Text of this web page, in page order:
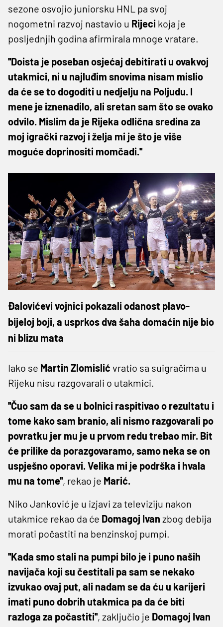
sezone osvojio juniorsku HNL pa svoj
nogometni razvoj nastavio u Rijeci koja je
posljednjih godina afirmirala mnoge vratare.
''Doista je poseban osjećaj debitirati u ovakvoj
utakmici, ni u najluđim snovima nisam mislio
da će se to dogoditi u nedjelju na Poljudu. I
mene je iznenadilo, ali sretan sam što se ovako
odvilo. Mislim da je Rijeka odlična sredina za
moj igrački razvoj i želja mi je što je više
moguće doprinositi momčadi.''
Đalovićevi vojnici pokazali odanost plavo-
bijeloj boji, a usprkos dva šaha domaćin nije bio
ni blizu mata
Iako se Martin Zlomislić vratio sa suigračima u
Rijeku nisu razgovarali o utakmici.
''Čuo sam da se u bolnici raspitivao o rezultatu i
tome kako sam branio, ali nismo razgovarali po
povratku jer mu je u prvom redu trebao mir. Bit
će prilike da porazgovaramo, samo neka se on
uspješno oporavi. Velika mi je podrška i hvala
mu na tome'', rekao je Marić.
Niko Janković je u izjavi za televiziju nakon
utakmice rekao da će Domagoj Ivan zbog debija
morati počastiti na benzinskoj pumpi.
''Kada smo stali na pumpi bilo je i puno naših
navijača koji su čestitali pa sam se nekako
izvukao ovaj put, ali nadam se da ću u karijeri
imati puno dobrih utakmica pa da će biti
razloga za počastiti'', zaključio je Domagoj Ivan